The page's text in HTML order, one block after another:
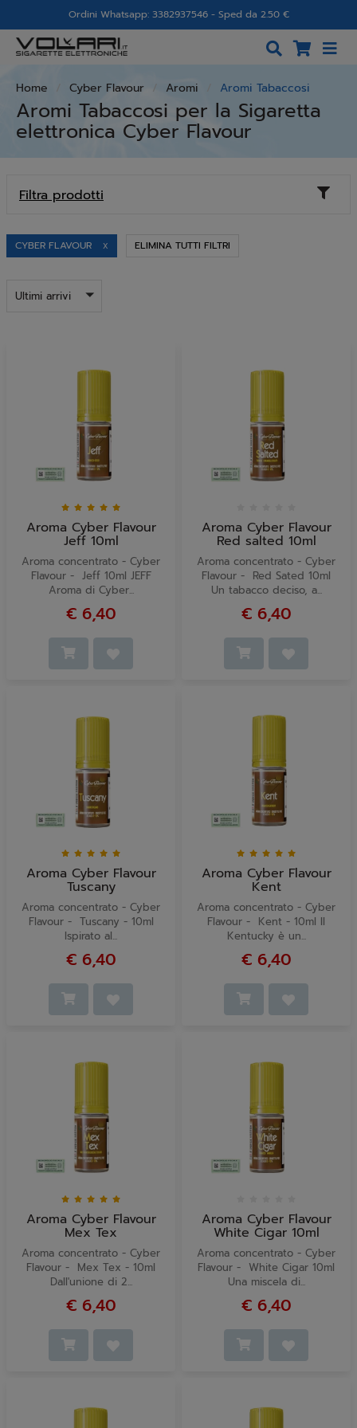
Ordini Whatsapp: 3382937546 - Sped da 2.50 €
Home Cyber Flavour Aromi Aromi Tabaccosi
Aromi Tabaccosi per la Sigaretta
elettronica Cyber Flavour
Filtra prodotti
CYBER FLAVOUR X ELIMINA TUTTI FILTRI
Ultimi arrivi
Aroma Cyber Flavour
Jeff 10ml
Aroma concentrato - Cyber
Flavour - Jeff 10ml JEFF
Aroma di Cyber...
€ 6,40
Aroma Cyber Flavour
Red salted 10ml
Aroma concentrato - Cyber
Flavour - Red Sated 10ml
Un tabacco deciso, a...
€ 6,40
Aroma Cyber Flavour
Tuscany
Aroma concentrato - Cyber
Flavour - Tuscany - 10ml
Ispirato al...
€ 6,40
Aroma Cyber Flavour
Kent
Aroma concentrato - Cyber
Flavour - Kent - 10ml Il
Kentucky è un...
€ 6,40
Aroma Cyber Flavour
Mex Tex
Aroma concentrato - Cyber
Flavour - Mex Tex - 10ml
Dall'unione di 2...
€ 6,40
Aroma Cyber Flavour
White Cigar 10ml
Aroma concentrato - Cyber
Flavour - White Cigar 10ml
Una miscela di...
€ 6,40